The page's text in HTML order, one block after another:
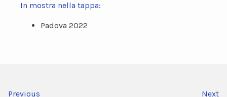
In mostra nella tappa:
Padova 2022
Previous Next